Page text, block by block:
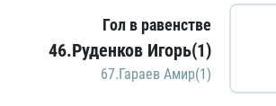
Гол в равенстве
46.Руденков Игорь(1)
67.Гараев Амир(1)